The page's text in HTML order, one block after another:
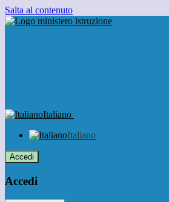
Salta al contenuto
Italiano
Italiano
Accedi
Accedi